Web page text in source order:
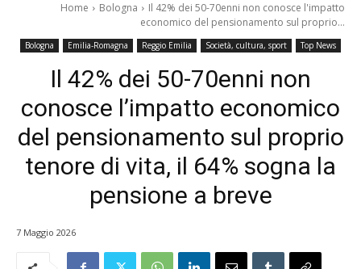
Home Bologna
Il 42% dei 50-70enni non conosce l'impatto
economico del pensionamento sul proprio...
Bologna Emilia-Romagna Reggio Emilia Società, cultura, sport Top News
Il 42% dei 50-70enni non
conosce l’impatto economico
del pensionamento sul proprio
tenore di vita, il 64% sogna la
pensione a breve
7 Maggio 2026